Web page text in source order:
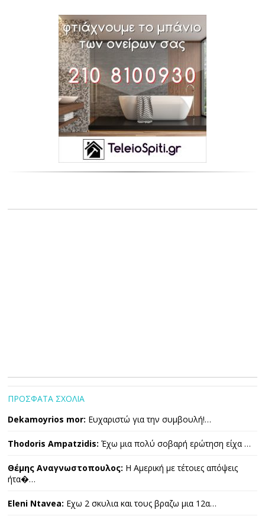
ΠΡΟΣΦΑΤΑ ΣΧΟΛΙΑ
Dekamoyrios mor: Ευχαριστώ για την συμβουλή!…
Thodoris Ampatzidis: Έχω μια πολύ σοβαρή ερώτηση είχα …
Θέμης Αναγνωστοπουλος: Η Αμερική με τέτοιες απόψεις
ήτα�…
Eleni Ntavea: Εχω 2 σκυλια και τους βραζω μια 12α…